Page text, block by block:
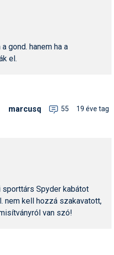
gond. hanem ha a
el.
marcusq 55 19 éve tag
Spyder kabátot
nem kell hozzá szakavatott,
van szó!